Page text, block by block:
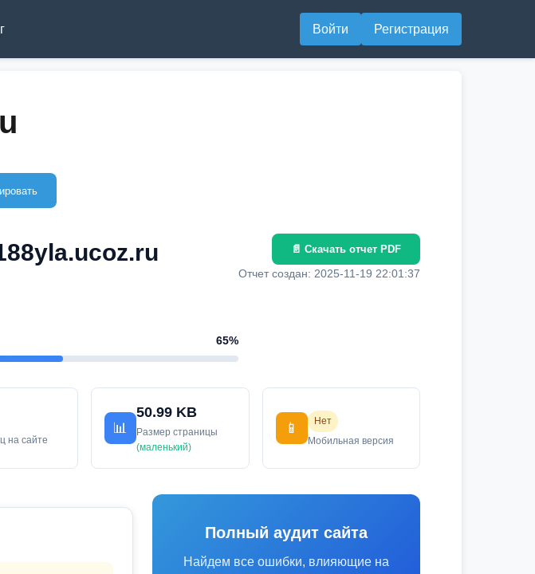
Войти Регистрация
65%
📄 Скачать отчет PDF
Отчет создан: 2025-11-19 22:01:37
на сайте
📊
50.99 KB
Размер страницы
(маленький)
📱
Нет
Мобильная версия
Полный аудит сайта
Найдем все ошибки, влияющие на